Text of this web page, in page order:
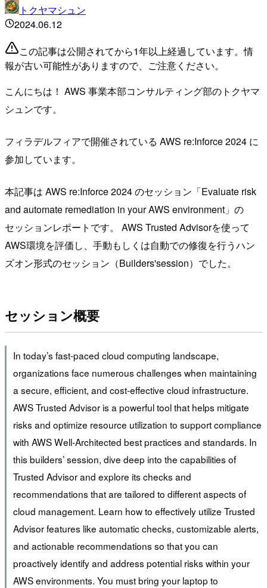
トクヤマシュン
2024.06.12
この記事は公開されてから1年以上経過しています。情
報が古い可能性がありますので、ご注意ください。
こんにちは！ AWS 事業本部コンサルティング部のトクヤマ
シュンです。
フィラデルフィアで開催されている AWS re:Inforce 2024 に
参加しています。
本記事は AWS re:Inforce 2024 のセッション「Evaluate risk
and automate remediation in your AWS environment」の
セッションレポートです。 AWS Trusted Advisorを使って
AWS環境を評価し、手動もしくは自動での修復を行うハン
ズオン形式のセッション（Builders'session）でした。
セッション概要
In today’s fast-paced cloud computing landscape,
organizations face numerous challenges when maintaining
a secure, efficient, and cost-effective cloud infrastructure.
AWS Trusted Advisor is a powerful tool that helps mitigate
risks and optimize resource utilization to support compliance
with AWS Well-Architected best practices and standards. In
this builders’ session, dive deep into the capabilities of
Trusted Advisor and explore its checks and
recommendations that are tailored to different aspects of
cloud management. Learn how to effectively utilize Trusted
Advisor features like automatic checks, customizable alerts,
and actionable recommendations so that you can
proactively identify and address potential risks within your
AWS environments. You must bring your laptop to